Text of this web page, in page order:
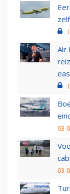
Air
03-
03-